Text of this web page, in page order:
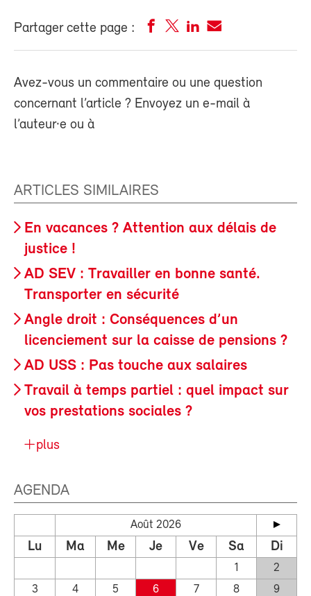
Partager cette page :
Avez-vous un commentaire ou une question
concernant l’article ? Envoyez un e-mail à
l’auteur·e ou à
ARTICLES SIMILAIRES
En vacances ? Attention aux délais de
justice !
AD SEV : Travailler en bonne santé.
Transporter en sécurité
Angle droit : Conséquences d’un
licenciement sur la caisse de pensions ?
AD USS : Pas touche aux salaires
Travail à temps partiel : quel impact sur
vos prestations sociales ?
plus
AGENDA
Août 2026
Lu Ma Me Je Ve Sa Di
1
2
3
4 5 6 7 8
9